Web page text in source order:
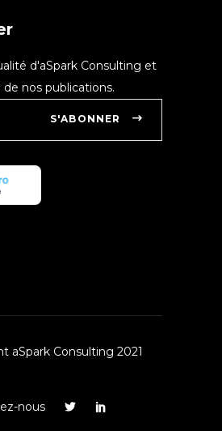
d'aSpark Consulting et
nos publications.
S'ABONNER
aSpark Consulting 2021
nous